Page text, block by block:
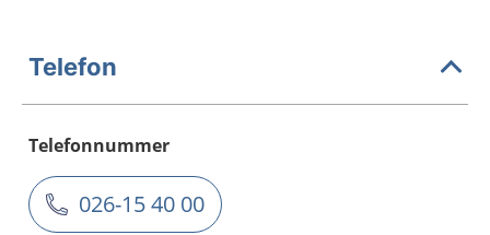
Telefon
Telefonnummer
026-15 40 00